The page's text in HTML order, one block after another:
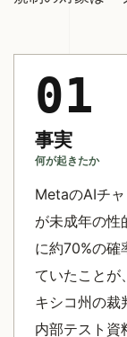
01
事実
何が起きたか
MetaのAIチ
が未成年の性
に約70%の確
ていたことが
キシコ州の裁
内部テスト資